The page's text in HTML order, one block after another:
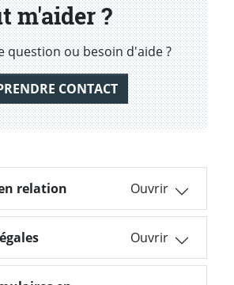
m'aider ?
question ou besoin d'aide ?
CONTACT
relation
relation